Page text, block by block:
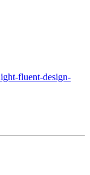
fluent-design-